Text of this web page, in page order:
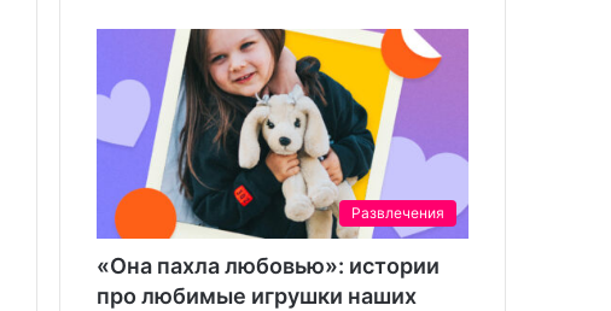
Развлечения
«Она пахла любовью»: истории
про любимые игрушки наших